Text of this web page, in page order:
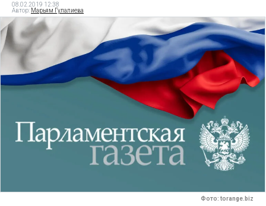
08.02.2019 12:38
Автор: Марьям Гулалиева
Фото: torange.biz